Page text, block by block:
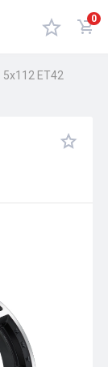
0
5x112 ET42